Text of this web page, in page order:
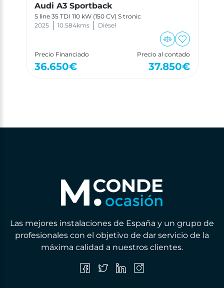
Audi A3 Sportback
S line 35 TDI 110 kW (150 CV) S tronic
2025
10.584kms Diésel
Precio Financiado
36.650€
Precio al contado
37.850€
Las mejores instalaciones de España y un grupo de
profesionales con el objetivo de dar servicio de la
máxima calidad a nuestros clientes.